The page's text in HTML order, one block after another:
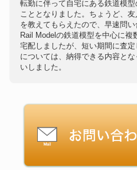
転勤に伴って自宅にある鉄道模
こととなりました。ちょうど、
を教えてもらえたので、早速問
Rail Modelの鉄道模型を中心に複
宅配しましたが、短い期間に査
については、納得できる内容と
いしました。